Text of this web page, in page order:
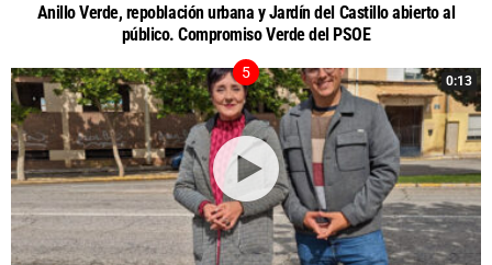
Anillo Verde, repoblación urbana y Jardín del Castillo abierto al
público. Compromiso Verde del PSOE
0:13